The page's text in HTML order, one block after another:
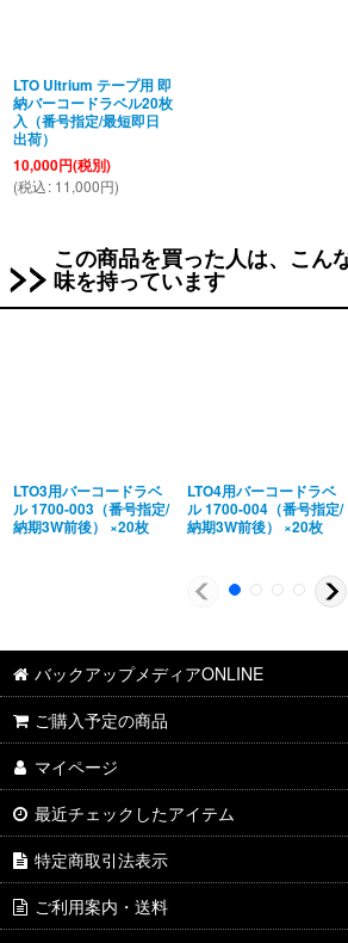
LTO Ultrium テープ用 即
納バーコードラベル20枚
入（番号指定/最短即日
出荷）
10,000円(税別)
(税込: 11,000円)
この商品を買った人は、こん
味を持っています
LTO3用バーコードラベ
ル 1700-003（番号指定/
納期3W前後） ×20枚
LTO4用バーコードラベ
ル 1700-004（番号指定/
納期3W前後） ×20枚
バックアップメディアONLINE
ご購入予定の商品
マイページ
最近チェックしたアイテム
特定商取引法表示
ご利用案内・送料